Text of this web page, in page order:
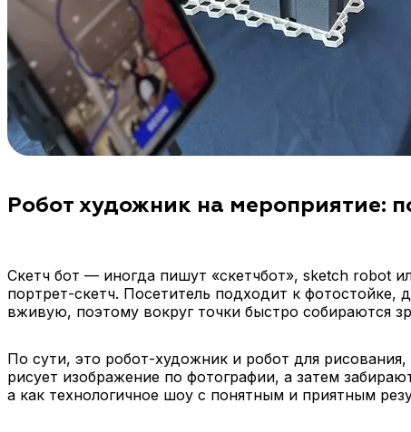
Робот художник на мероприятие:
Скетч бот — иногда пишут «скетчбот», sketch robot
портрет-скетч. Посетитель подходит к
вживую, поэтому вокруг точки быстро собираются
По сути, это робот-художник и робот для
рисует изображение по фотографии, а затем
а как технологичное шоу с понятным и приятным